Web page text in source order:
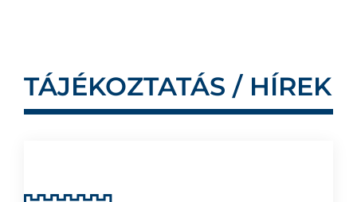
TÁJÉKOZTATÁS / HÍREK